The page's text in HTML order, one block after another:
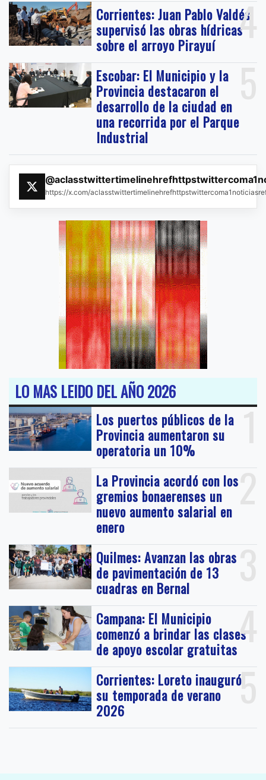
4
Corrientes: Juan Pablo Valdés
supervisó las obras hídricas
sobre el arroyo Pirayuí
5
Escobar: El Municipio y la
Provincia destacaron el
desarrollo de la ciudad en
una recorrida por el Parque
Industrial
https://x.com/
LO MAS LEIDO DEL AÑO 2026
1
Los puertos públicos de la
Provincia aumentaron su
operatoria un 10%
2
La Provincia acordó con los
gremios bonaerenses un
nuevo aumento salarial en
enero
3
Quilmes: Avanzan las obras
de pavimentación de 13
cuadras en Bernal
4
Campana: El Municipio
comenzó a brindar las clases
de apoyo escolar gratuitas
5
Corrientes: Loreto inauguró
su temporada de verano
2026